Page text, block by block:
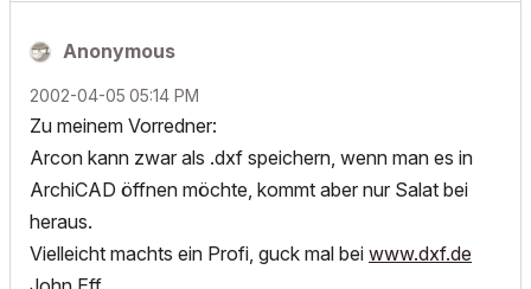
Anonymous
‎2002-04-05 05:14 PM
Zu meinem Vorredner:
Arcon kann zwar als .dxf speichern, wenn man es in
ArchiCAD öffnen möchte, kommt aber nur Salat bei
heraus.
Vielleicht machts ein Profi, guck mal bei www.dxf.de